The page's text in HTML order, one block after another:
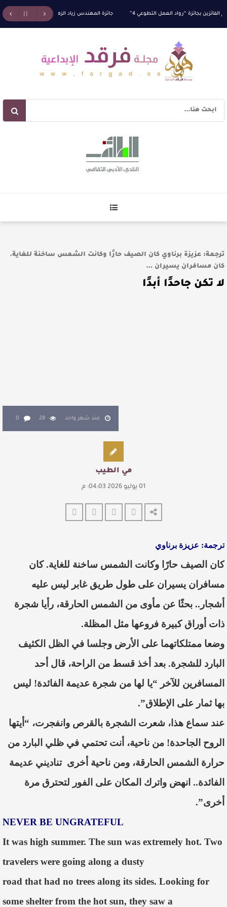
بجائزة “رواد العمل التطوعي 4” جائزة المهندس زياد الزهراني للتفوق العلمي تكرّم
آليات البناء الاستهلالي في رواية : ( على كف رتويت ) للدكتورة زينب الخضيري
ترجمة: عزيزة برناوي كان الصيف حارًا وكانت الشمس ساخنة للغاية.
كان مسافران يسيران …
لا تكن جاحدًا أبدًا
منذ شهر واحد 28
0
مي الطيب
01 يوليو 2026 04:03: م
ترجمة: عزيزة برناوي
كان الصيف حارًا وكانت الشمس ساخنة للغاية. كان
مسافران يسيران على طول طريق غابر ليس عليه
أشجار.. بحثًا عن مأوى من الشمس الحارقة، رأيا شجرة
ذات أوراق كبيرة فروعها مثل المظلة.
وضعا ممتلكاتهما على الأرض وجلسا في الظل الكثيف
البارد للشجرة. بعد أخذ قسط من الراحة، قال أحد
المسافرين للآخر “يا لها من شجرة عديمة الفائدة! ليس
بها ثمار على الإطلاق”.
عند سماع هذا، شعرت الشجرة بالقرص وانفجرت، “أيتها
الروح الجاحدة! من ناحية، أنت تحتمي في ظلي البارد من
حرارة الشمس الحارقة، ومن ناحية أخرى تناديني عديمة
الفائدة.. انهض واترك المكان على الفور لتحترق مرة
أخرى”.
NEVER BE UNGRATEFUL
It was high summer. The sun was extremely hot. Two
travelers were going along a dusty
road that had no trees along its sides. Looking for
some shelter from the hot sun, they saw a